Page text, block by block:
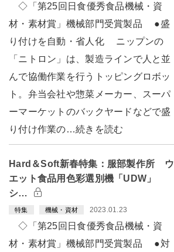
◇「第25回日食優秀食品機械・資
材・素材賞」機械部門受賞製品 ●盛
り付けを自動・省人化 ニップンの
「ニトロン」は、製造ラインで人と並
んで協働作業を行うトッピングロボッ
ト。弁当会社や惣菜メーカー、スーパ
ーマーケットのバックヤードなどで盛
り付け作業の…続きを読む
Hard＆Soft新春特集：服部製作所 ウ
エット食品用色彩選別機「UDW」
シ…
特集 機械・資材 2023.01.23
◇「第25回日食優秀食品機械・資
材・素材賞」機械部門受賞製品 ●対